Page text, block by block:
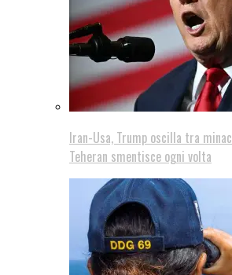
Iran-Usa, Trump oscilla tra
Teheran smentisce ogni volta